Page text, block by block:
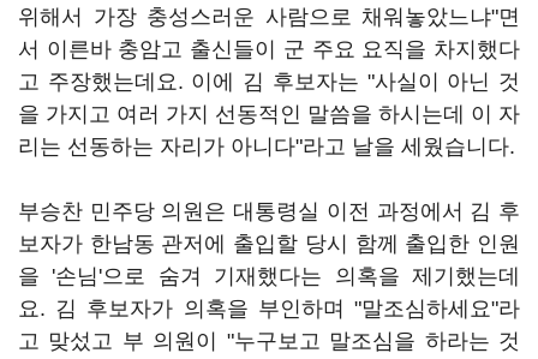
위해서 가장 충성스러운 사람으로 채워놓았느냐"면
서 이른바 충암고 출신들이 군 주요 요직을 차지했다
고 주장했는데요. 이에 김 후보자는 "사실이 아닌 것
을 가지고 여러 가지 선동적인 말씀을 하시는데 이 자
리는 선동하는 자리가 아니다"라고 날을 세웠습니다.
부승찬 민주당 의원은 대통령실 이전 과정에서 김 후
보자가 한남동 관저에 출입할 당시 함께 출입한 인원
을 '손님'으로 숨겨 기재했다는 의혹을 제기했는데
요. 김 후보자가 의혹을 부인하며 "말조심하세요"라
고 맞섰고 부 의원이 "누구보고 말조심을 하라는 것